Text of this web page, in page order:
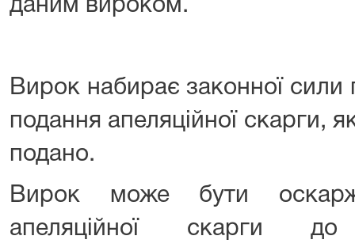
даним вироком.
Вирок набирає законної сили
подання апеляційної скарги,
подано.
Вирок може бути
апеляційної скарги до